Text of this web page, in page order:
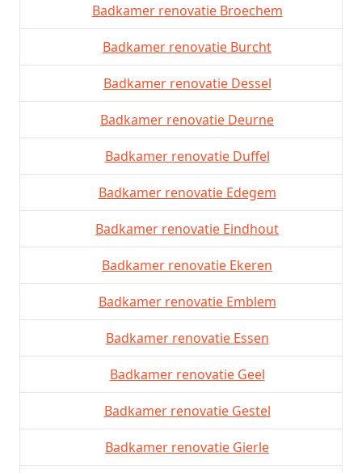
Badkamer renovatie Broechem
Badkamer renovatie Burcht
Badkamer renovatie Dessel
Badkamer renovatie Deurne
Badkamer renovatie Duffel
Badkamer renovatie Edegem
Badkamer renovatie Eindhout
Badkamer renovatie Ekeren
Badkamer renovatie Emblem
Badkamer renovatie Essen
Badkamer renovatie Geel
Badkamer renovatie Gestel
Badkamer renovatie Gierle